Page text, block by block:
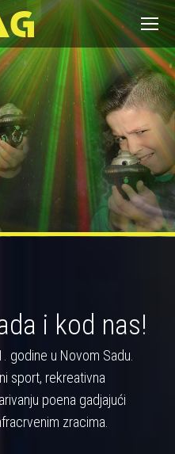
i kod nas!
godine u Novom Sadu.
sport, rekreativna
poena gadjajući
zracima.